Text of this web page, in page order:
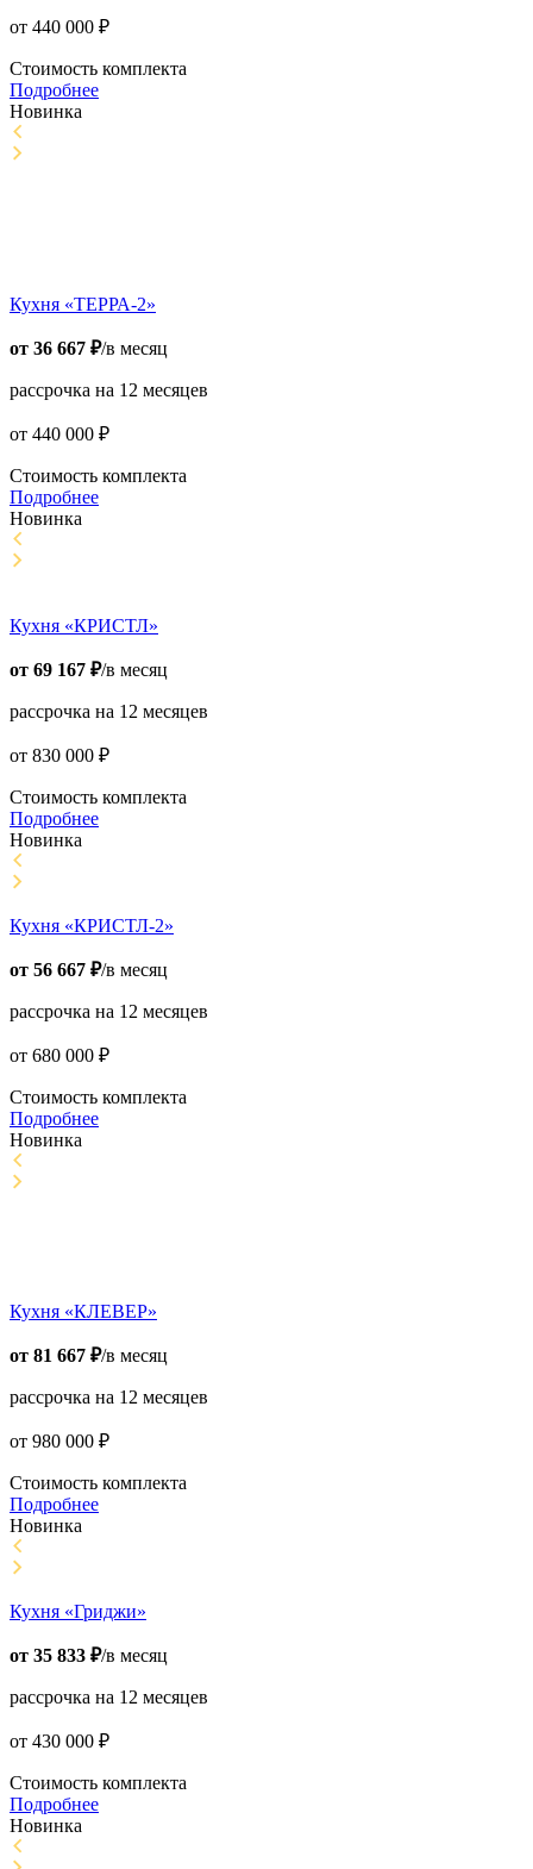
от 440 000 ₽
Стоимость комплекта
Подробнее
Новинка
Кухня «ТЕРРА-2»
от 36 667 ₽/в месяц
рассрочка на 12 месяцев
от 440 000 ₽
Стоимость комплекта
Подробнее
Новинка
Кухня «КРИСТЛ»
от 69 167 ₽/в месяц
рассрочка на 12 месяцев
от 830 000 ₽
Стоимость комплекта
Подробнее
Новинка
Кухня «КРИСТЛ-2»
от 56 667 ₽/в месяц
рассрочка на 12 месяцев
от 680 000 ₽
Стоимость комплекта
Подробнее
Новинка
Кухня «КЛЕВЕР»
от 81 667 ₽/в месяц
рассрочка на 12 месяцев
от 980 000 ₽
Стоимость комплекта
Подробнее
Новинка
Кухня «Гриджи»
от 35 833 ₽/в месяц
рассрочка на 12 месяцев
от 430 000 ₽
Стоимость комплекта
Подробнее
Новинка